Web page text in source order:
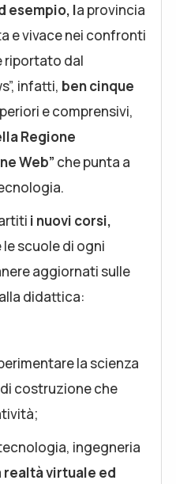
esempio, la provincia
e vivace nei confronti
riportato dal
infatti, ben cinque
e comprensivi,
Regione
Web” che punta a
i nuovi corsi,
scuole di ogni
aggiornati sulle
didattica:
la scienza
costruzione che
ingegneria
realtà virtuale ed